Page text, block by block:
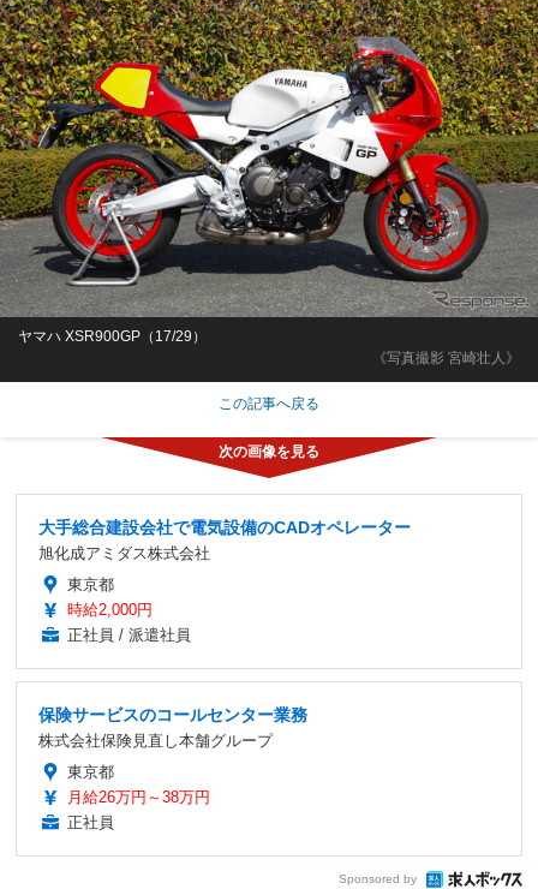
《写真撮影 宮崎壮人》
ヤマハ XSR900GP（17/29）
この記事へ戻る
大手総合建設会社で電気設備のCADオペレーター
旭化成アミダス株式会社
東京都
時給2,000円
正社員 / 派遣社員
保険サービスのコールセンター業務
株式会社保険見直し本舗グループ
東京都
月給26万円～38万円
正社員
Sponsored by